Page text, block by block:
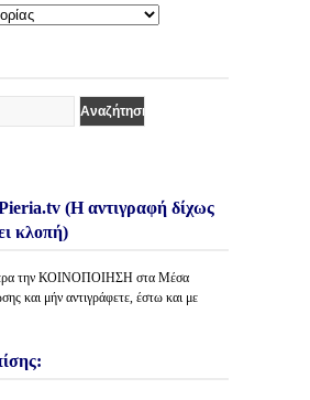
(Η αντιγραφή δίχως
κλοπή)
την ΚΟΙΝΟΠΟΙΗΣΗ στα Μέσα
και μήν αντιγράφετε, έστω και με